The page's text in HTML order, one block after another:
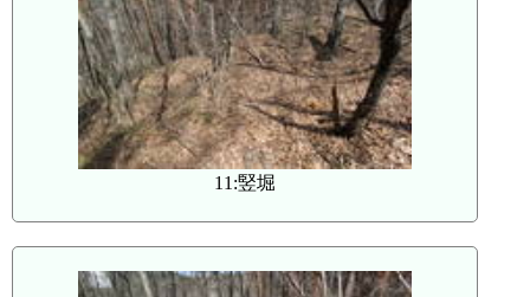
11:竪堀